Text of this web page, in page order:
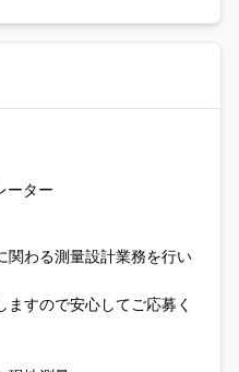
ーター
関わる測量設計業務を行い
すので安心してご応募く